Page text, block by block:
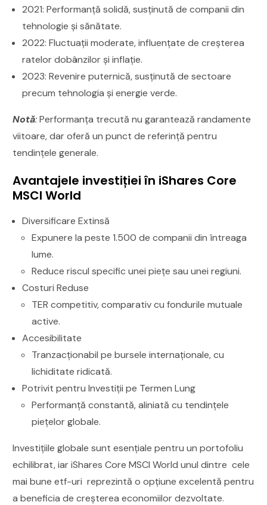
2021: Performanță solidă, susținută de companii din
tehnologie și sănătate.
2022: Fluctuații moderate, influențate de creșterea
ratelor dobânzilor și inflație.
2023: Revenire puternică, susținută de sectoare
precum tehnologia și energie verde.
Notă:Performanța trecută nu garantează randamente
viitoare, dar oferă un punct de referință pentru
tendințele generale.
Avantajele investiției în iShares Core
MSCI World
Diversificare Extinsă
Expunere la peste 1.500 de companii din întreaga
lume.
Reduce riscul specific unei piețe sau unei regiuni.
Costuri Reduse
TER competitiv, comparativ cu fondurile mutuale
active.
Accesibilitate
Tranzacționabil pe bursele internaționale, cu
lichiditate ridicată.
Potrivit pentru Investiții pe Termen Lung
Performanță constantă, aliniată cu tendințele
piețelor globale.
Investițiile globale sunt esențiale pentru un portofoliu
echilibrat, iar iShares Core MSCI World unul dintre cele
mai bune etf-uri reprezintă o opțiune excelentă pentru
a beneficia de creșterea economiilor dezvoltate.